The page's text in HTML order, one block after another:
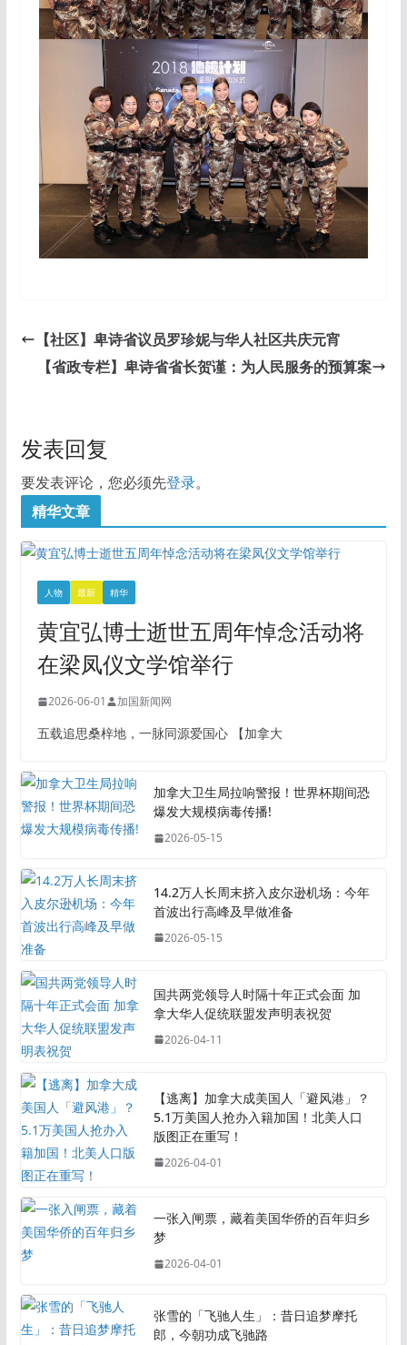
【社区】卑诗省议员罗珍妮与华人社区共庆元宵
【省政专栏】卑诗省省长贺谨：为人民服务的预算案
发表回复
要发表评论，您必须先登录。
精华文章
人物 最新 精华
黄宜弘博士逝世五周年悼念活动将
在梁凤仪文学馆举行
2026-06-01 加国新闻网
五载追思桑梓地，一脉同源爱国心 【加拿大
加拿大卫生局拉响警报！世界杯期间恐
爆发大规模病毒传播!
2026-05-15
14.2万人长周末挤入皮尔逊机场：今年
首波出行高峰及早做准备
2026-05-15
国共两党领导人时隔十年正式会面 加
拿大华人促统联盟发声明表祝贺
2026-04-11
【逃离】加拿大成美国人「避风港」？
5.1万美国人抢办入籍加国！北美人口
版图正在重写！
2026-04-01
一张入闸票，藏着美国华侨的百年归乡
梦
2026-04-01
张雪的「飞驰人生」：昔日追梦摩托
郎，今朝功成飞驰路